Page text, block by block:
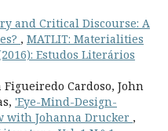
and Critical Discourse: A
, MATLIT: Materialities
Estudos Literários
Cardoso, John
'Eye-Mind-Design-
with Johanna Drucker ,